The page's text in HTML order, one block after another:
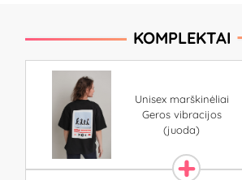
KOMPLEKTAI
Unisex marškinėliai
Geros vibracijos
(juoda)